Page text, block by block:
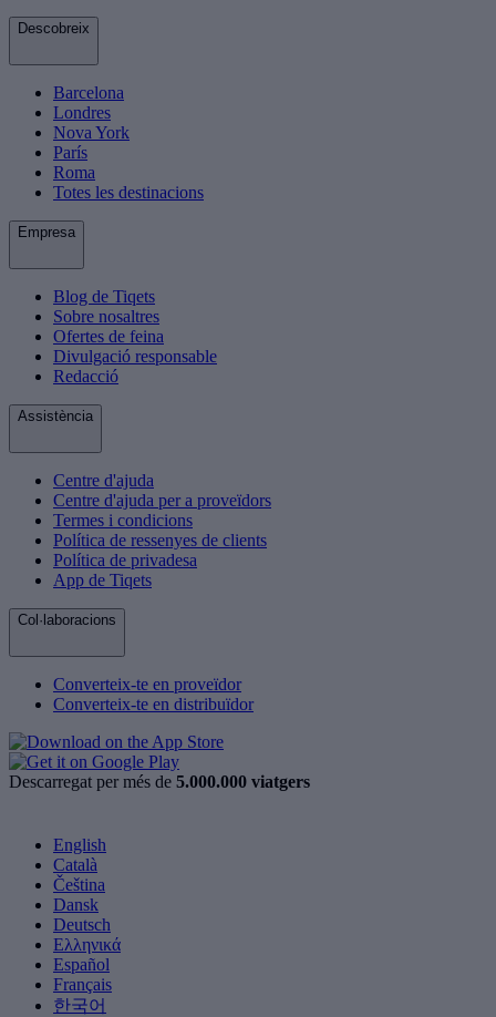
Descobreix
Barcelona
Londres
Nova York
París
Roma
Totes les destinacions
Empresa
Blog de Tiqets
Sobre nosaltres
Ofertes de feina
Divulgació responsable
Redacció
Assistència
Centre d'ajuda
Centre d'ajuda per a proveïdors
Termes i condicions
Política de ressenyes de clients
Política de privadesa
App de Tiqets
Col·laboracions
Converteix-te en proveïdor
Converteix-te en distribuïdor
Descarregat per més de 5.000.000 viatgers
English
Català
Čeština
Dansk
Deutsch
Ελληνικά
Español
Français
한국어